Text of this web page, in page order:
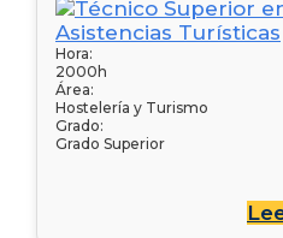
Hora:
2000h
Área:
Hostelería y Turismo
Grado:
Grado Superior